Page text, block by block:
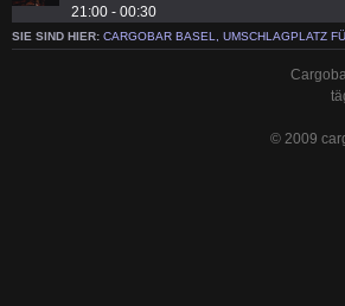
21:00 - 00:30
SIE SIND HIER: CARGOBAR BASEL, UMSCHLAGPLATZ
© 2009